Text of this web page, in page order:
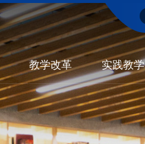
教学改革 实践教学